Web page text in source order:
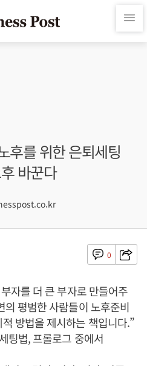
후를 위한 은퇴세팅
바꾼다
0
자를 더 큰 부자로 만들어주
평범한 사람들이 노후준비
방법을 제시하는 책입니다.”
팅법, 프롤로그 중에서